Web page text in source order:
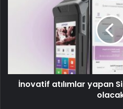
İnovatif atılımlar yapan